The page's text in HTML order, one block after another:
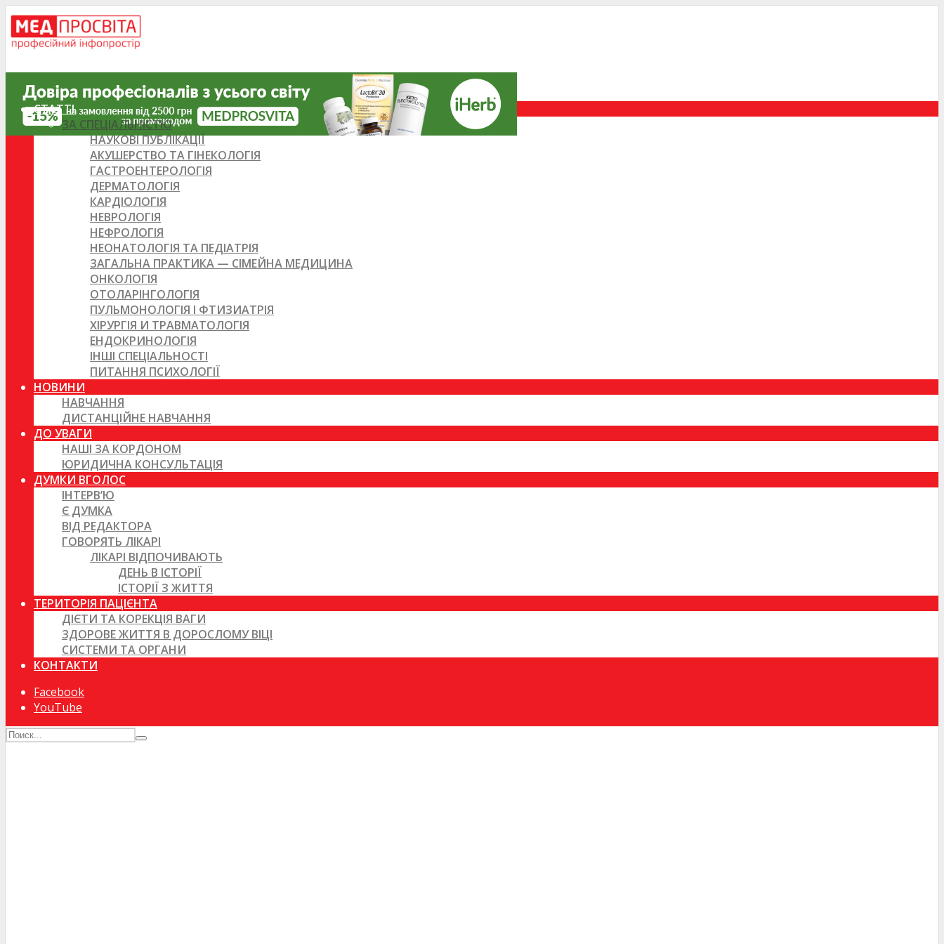
СТАТТІ
ЗА СПЕЦІАЛЬНІСТЮ
НАУКОВІ ПУБЛІКАЦІЇ
АКУШЕРСТВО ТА ГІНЕКОЛОГІЯ
ГАСТРОЕНТЕРОЛОГІЯ
ДЕРМАТОЛОГІЯ
КАРДІОЛОГІЯ
НЕВРОЛОГІЯ
НЕФРОЛОГІЯ
НЕОНАТОЛОГІЯ ТА ПЕДІАТРІЯ
ЗАГАЛЬНА ПРАКТИКА — СІМЕЙНА МЕДИЦИНА
ОНКОЛОГІЯ
ОТОЛАРІНГОЛОГІЯ
ПУЛЬМОНОЛОГІЯ І ФТИЗИАТРІЯ
ХІРУРГІЯ И ТРАВМАТОЛОГІЯ
ЕНДОКРИНОЛОГІЯ
ІНШІ СПЕЦІАЛЬНОСТІ
ПИТАННЯ ПСИХОЛОГІЇ
НОВИНИ
НАВЧАННЯ
ДИСТАНЦІЙНЕ НАВЧАННЯ
ДО УВАГИ
НАШІ ЗА КОРДОНОМ
ЮРИДИЧНА КОНСУЛЬТАЦІЯ
ДУМКИ ВГОЛОС
ІНТЕРВ’Ю
Є ДУМКА
ВІД РЕДАКТОРА
ГОВОРЯТЬ ЛІКАРІ
ЛІКАРІ ВІДПОЧИВАЮТЬ
ДЕНЬ В ІСТОРІЇ
ІСТОРІЇ З ЖИТТЯ
ТЕРИТОРІЯ ПАЦІЄНТА
ДІЄТИ ТА КОРЕКЦІЯ ВАГИ
ЗДОРОВЕ ЖИТТЯ В ДОРОСЛОМУ ВІЦІ
СИСТЕМИ ТА ОРГАНИ
КОНТАКТИ
Facebook
YouTube